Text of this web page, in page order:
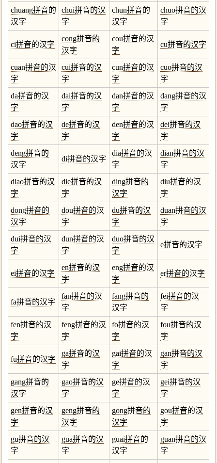
chuang拼音的
汉字
chui拼音的汉
字
chun拼音的
汉字
chuo拼音的汉
字
ci拼音的汉字
cong拼音的
汉字
cou拼音的汉
字
cu拼音的汉字
cuan拼音的汉
字
cui拼音的汉
字
cun拼音的汉
字
cuo拼音的汉
字
da拼音的汉
字
dai拼音的汉
字
dan拼音的汉
字
dang拼音的汉
字
dao拼音的汉
字
de拼音的汉
字
den拼音的汉
字
dei拼音的汉
字
deng拼音的
汉字
di拼音的汉字
dia拼音的汉
字
dian拼音的汉
字
diao拼音的汉
字
die拼音的汉
字
ding拼音的
汉字
diu拼音的汉
字
dong拼音的
汉字
dou拼音的汉
字
du拼音的汉
字
duan拼音的汉
字
dui拼音的汉
字
dun拼音的汉
字
duo拼音的汉
字
e拼音的汉字
ei拼音的汉字
en拼音的汉
字
eng拼音的汉
字
er拼音的汉字
fa拼音的汉字
fan拼音的汉
字
fang拼音的
汉字
fei拼音的汉
字
fen拼音的汉
字
feng拼音的汉
字
fo拼音的汉
字
fou拼音的汉
字
fu拼音的汉字
ga拼音的汉
字
gai拼音的汉
字
gan拼音的汉
字
gang拼音的
汉字
gao拼音的汉
字
ge拼音的汉
字
gei拼音的汉
字
gen拼音的汉
字
geng拼音的
汉字
gong拼音的
汉字
gou拼音的汉
字
gu拼音的汉
字
gua拼音的汉
字
guai拼音的
汉字
guan拼音的汉
字